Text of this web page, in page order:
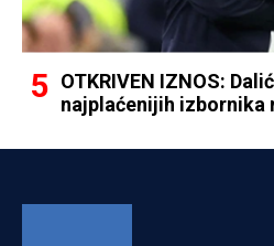
OTKRIVEN IZNOS:
najplaćenijih izbornika